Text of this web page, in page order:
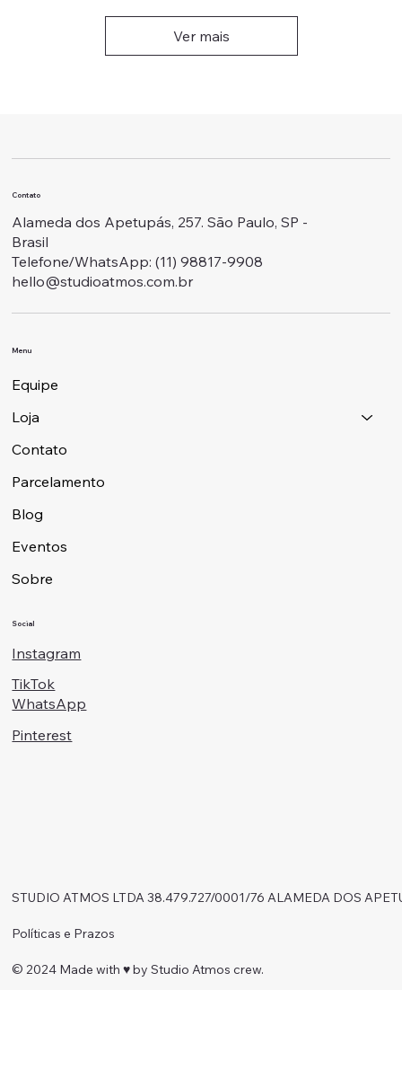
Ver mais
Contato
Alameda dos Apetupás, 257. São Paulo, SP -
Brasil
Telefone/WhatsApp: ‭(11) 98817-9908
hello@studioatmos.com.br
Menu
Equipe
Loja
Contato
Parcelamento
Blog
Eventos
Sobre
Social
Instagram
TikTok
WhatsApp
Pinterest
STUDIO ATMOS LTDA 38.479.727/0001/76 ALAMEDA DOS
Políticas e Prazos
© 2024 Made with ♥︎ by Studio Atmos crew.